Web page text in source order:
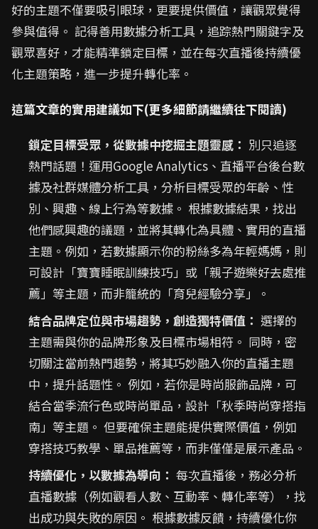
好的主題不僅要吸引眼球，更要提供價值，讓觀眾覺得
參與值得。 記得善用數據分析工具，追踪熱門關鍵字及
觀眾喜好，才能精準鎖定目標，並在每次直播後持續優
化主題策略，進一步提升轉化率。
這篇文章的實用建議如下(更多細節請繼續往下閱讀)
鎖定目標受眾，從數據中挖掘主題靈感： 別只追逐
熱門話題！運用Google Analytics、直播平台後台數
據及社群媒體分析工具，分析目標受眾的年齡、性
別、興趣、線上行為等數據。 根據數據結果，找出
他們感興趣的議題，並將其轉化為具體、實用的直播
主題。例如，若數據顯示你的粉絲多為年輕媽媽，則
可設計「寶寶睡眠訓練技巧」或「親子遊樂好去處推
薦」等主題，而非籠統的「育兒經驗分享」。
結合品牌定位與市場趨勢，創造獨特價值： 選擇的
主題需與你的品牌形象及目標市場相符。 同時，密
切關注當前熱門趨勢，將其巧妙融入你的直播主題
中，提升話題性。 例如，若你是時尚服飾品牌，可
結合當季流行色或時尚單品，設計「秋季時尚穿搭指
南」等主題。 但要確保主題能提供實際價值，例如
穿搭技巧教學、單品推薦等，而非僅僅是展示產品。
持續優化，以數據為導向： 每次直播後，務必分析
直播數據（例如觀看人數、互動率、轉化率等），找
出成功與失敗的原因。 根據數據反饋，持續優化你